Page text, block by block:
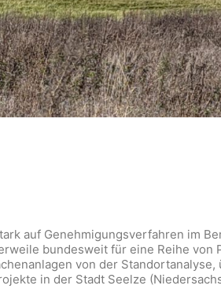
auf Genehmigungsverfahren im
bundesweit für eine Reihe von
von der
in der Stadt Seelze